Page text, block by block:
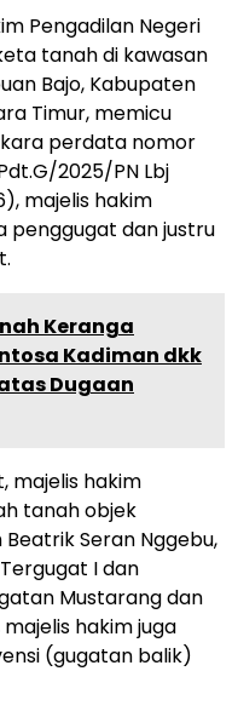
Pengadilan Negeri
tanah di kawasan
Bajo, Kabupaten
Timur, memicu
perdata nomor
2025/PN Lbj
majelis hakim
penggugat dan justru
Keranga
Kadiman dkk
Dugaan
majelis hakim
tanah objek
Seran Nggebu,
I dan
Mustarang dan
hakim juga
(gugatan balik)